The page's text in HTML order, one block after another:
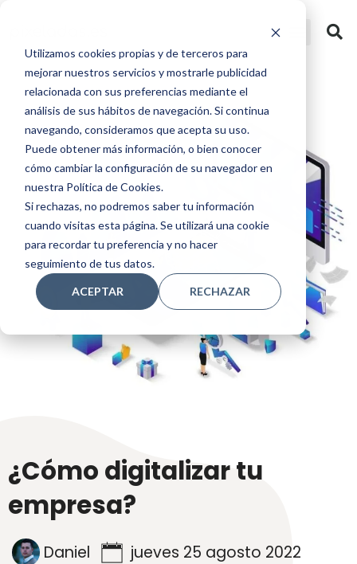
Utilizamos cookies propias y de terceros para
mejorar nuestros servicios y mostrarle publicidad
relacionada con sus preferencias mediante el
análisis de sus hábitos de navegación. Si continua
navegando, consideramos que acepta su uso.
Puede obtener más información, o bien conocer
cómo cambiar la configuración de su navegador en
nuestra Política de Cookies.
Si rechazas, no podremos saber tu información
cuando visitas esta página. Se utilizará una cookie
para recordar tu preferencia y no hacer
seguimiento de tus datos.
ACEPTAR RECHAZAR
¿Cómo digitalizar tu
empresa?
Daniel
jueves 25 agosto 2022